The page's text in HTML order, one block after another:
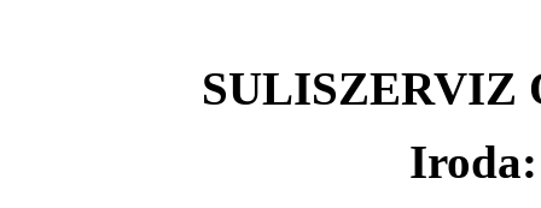
SULISZERVIZ
Iroda: